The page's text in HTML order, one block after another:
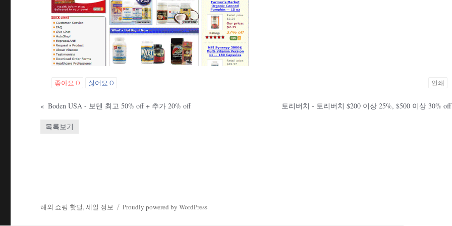
좋아요0 싫어요0 인쇄
« Boden USA - 보덴 최고 50% off + 추가 20% off 토리버치 - 토리버치 $200 이상 25%, $500 이상 30% off
목록보기
해외 쇼핑 핫딜, 세일 정보 Proudly powered by WordPress